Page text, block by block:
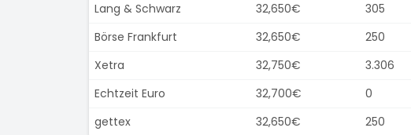
Lang & Schwarz
32,650€ 305
Börse Frankfurt
32,650€ 250
Xetra
32,750€ 3.306
Echtzeit Euro
32,700€ 0
gettex
32,650€ 250